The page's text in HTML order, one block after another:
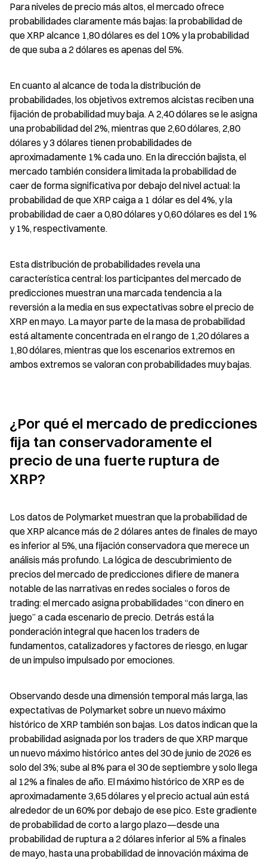
Para niveles de precio más altos, el mercado ofrece
probabilidades claramente más bajas: la probabilidad de
que XRP alcance 1,80 dólares es del 10% y la probabilidad
de que suba a 2 dólares es apenas del 5%.
En cuanto al alcance de toda la distribución de
probabilidades, los objetivos extremos alcistas reciben una
fijación de probabilidad muy baja. A 2,40 dólares se le asigna
una probabilidad del 2%, mientras que 2,60 dólares, 2,80
dólares y 3 dólares tienen probabilidades de
aproximadamente 1% cada uno. En la dirección bajista, el
mercado también considera limitada la probabilidad de
caer de forma significativa por debajo del nivel actual: la
probabilidad de que XRP caiga a 1 dólar es del 4%, y la
probabilidad de caer a 0,80 dólares y 0,60 dólares es del 1%
y 1%, respectivamente.
Esta distribución de probabilidades revela una
característica central: los participantes del mercado de
predicciones muestran una marcada tendencia a la
reversión a la media en sus expectativas sobre el precio de
XRP en mayo. La mayor parte de la masa de probabilidad
está altamente concentrada en el rango de 1,20 dólares a
1,80 dólares, mientras que los escenarios extremos en
ambos extremos se valoran con probabilidades muy bajas.
¿Por qué el mercado de predicciones
fija tan conservadoramente el
precio de una fuerte ruptura de
XRP?
Los datos de Polymarket muestran que la probabilidad de
que XRP alcance más de 2 dólares antes de finales de mayo
es inferior al 5%, una fijación conservadora que merece un
análisis más profundo. La lógica de descubrimiento de
precios del mercado de predicciones difiere de manera
notable de las narrativas en redes sociales o foros de
trading: el mercado asigna probabilidades “con dinero en
juego” a cada escenario de precio. Detrás está la
ponderación integral que hacen los traders de
fundamentos, catalizadores y factores de riesgo, en lugar
de un impulso impulsado por emociones.
Observando desde una dimensión temporal más larga, las
expectativas de Polymarket sobre un nuevo máximo
histórico de XRP también son bajas. Los datos indican que la
probabilidad asignada por los traders de que XRP marque
un nuevo máximo histórico antes del 30 de junio de 2026 es
solo del 3%; sube al 8% para el 30 de septiembre y solo llega
al 12% a finales de año. El máximo histórico de XRP es de
aproximadamente 3,65 dólares y el precio actual aún está
alrededor de un 60% por debajo de ese pico. Este gradiente
de probabilidad de corto a largo plazo—desde una
probabilidad de ruptura a 2 dólares inferior al 5% a finales
de mayo, hasta una probabilidad de innovación máxima de